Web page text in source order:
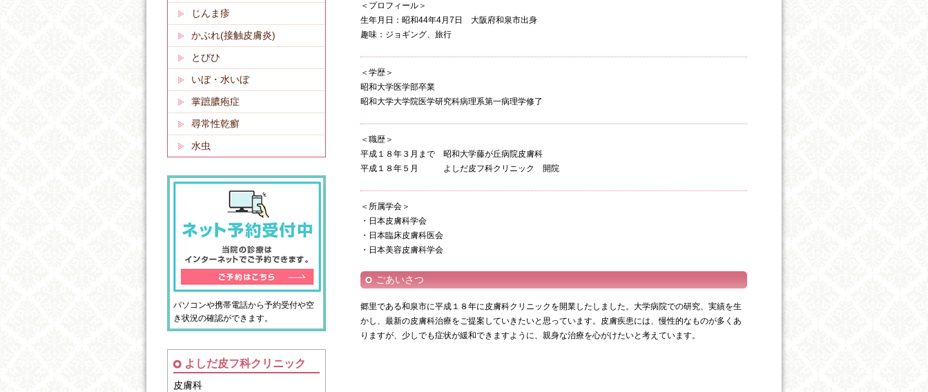
＜プロフィール＞
生年月日：昭和44年4月7日 大阪府和泉市出身
趣味：ジョギング、旅行
＜学歴＞
昭和大学医学部卒業
昭和大学大学院医学研究科病理系第一病理学修了
＜職歴＞
平成１８年３月まで 昭和大学藤が丘病院皮膚科
平成１８年５月 よしだ皮フ科クリニック 開院
＜所属学会＞
・日本皮膚科学会
・日本臨床皮膚科医会
・日本美容皮膚科学会
ごあいさつ
郷里である和泉市に平成１８年に皮膚科クリニックを開業したしました。大学病院での研究、実績を生
かし、最新の皮膚科治療をご提案していきたいと思っています。皮膚疾患には、慢性的なものが多くあ
りますが、少しでも症状が緩和できますように、親身な治療を心がけたいと考えています。
じんま疹
かぶれ(接触皮膚炎)
とびひ
いぼ・水いぼ
掌蹠膿疱症
尋常性乾癬
水虫
パソコンや携帯電話から予約受付や空
き状況の確認ができます。
よしだ皮フ科クリニック
皮膚科